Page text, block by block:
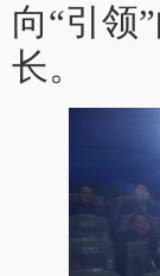
向“引领
长。